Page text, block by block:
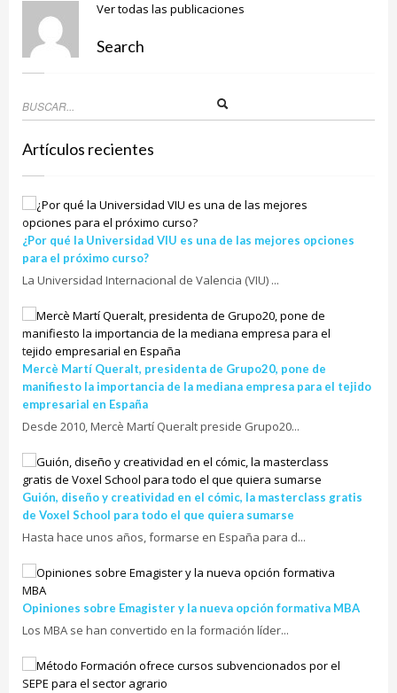
Ver todas las publicaciones
Search
Artículos recientes
¿Por qué la Universidad VIU es una de las mejores opciones
para el próximo curso?
La Universidad Internacional de Valencia (VIU) ...
Mercè Martí Queralt, presidenta de Grupo20, pone de
manifiesto la importancia de la mediana empresa para el tejido
empresarial en España
Desde 2010, Mercè Martí Queralt preside Grupo20...
Guión, diseño y creatividad en el cómic, la masterclass gratis
de Voxel School para todo el que quiera sumarse
Hasta hace unos años, formarse en España para d...
Opiniones sobre Emagister y la nueva opción formativa MBA
Los MBA se han convertido en la formación líder...